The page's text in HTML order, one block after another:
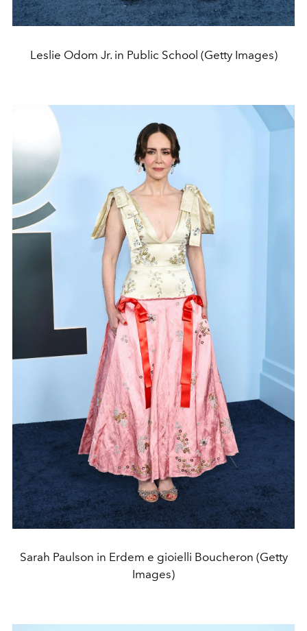
Leslie Odom Jr. in Public School (Getty Images)
Sarah Paulson in Erdem e gioielli Boucheron (Getty
Images)